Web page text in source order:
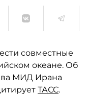
совместные
океане. Об
МИД Ирана
ТАСС.